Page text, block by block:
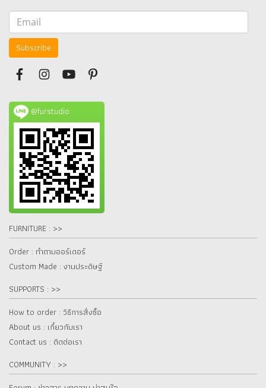
Subscribe
@furstudio
FURNITURE : >>
Order : ทำตามออร์เดอร์
Custom Made : งานประดิษฐ์
SUPPORTS : >>
How to order : วิธีการสั่งซื้อ
About us : เกี๋ยวกับเรา
Contact us : ติดต่อเรา
COMMUNITY : >>